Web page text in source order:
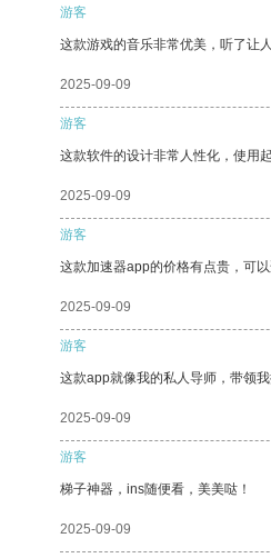
游客
这款游戏的音乐非常优美，听了让人
2025-09-09
游客
这款软件的设计非常人性化，使用
2025-09-09
游客
这款加速器app的价格有点贵，可
2025-09-09
游客
这款app就像我的私人导师，带领我
2025-09-09
游客
梯子神器，ins随便看，美美哒！
2025-09-09